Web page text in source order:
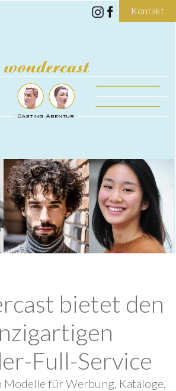
Kontakt
bietet den
Full-Service
für Werbung, Kataloge,